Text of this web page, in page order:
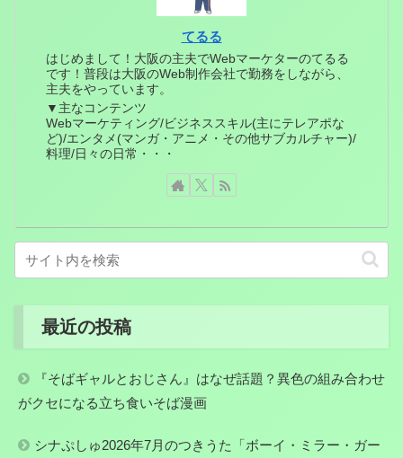
てるる
はじめまして！大阪の主夫でWebマーケターのてるる
です！普段は大阪のWeb制作会社で勤務をしながら、
主夫をやっています。
▼主なコンテンツ
Webマーケティング/ビジネススキル(主にテレアポな
ど)/エンタメ(マンガ・アニメ・その他サブカルチャー)/
料理/日々の日常・・・
最近の投稿
『そばギャルとおじさん』はなぜ話題？異色の組み合わせ
がクセになる立ち食いそば漫画
シナぷしゅ2026年7月のつきうた「ボーイ・ミラー・ガー